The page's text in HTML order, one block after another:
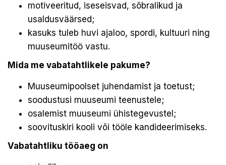
motiveeritud, iseseisvad, sõbralikud ja
usaldusväärsed;
kasuks tuleb huvi ajaloo, spordi, kultuuri ning
muuseumitöö vastu.
Mida me vabatahtlikele pakume?
Muuseumipoolset juhendamist ja toetust;
soodustusi muuseumi teenustele;
osalemist muuseumi ühistegevustel;
soovituskiri kooli või tööle kandideerimiseks.
Vabatahtliku tööaeg on